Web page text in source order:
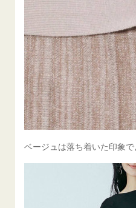
ベージュは落ち着いた印象